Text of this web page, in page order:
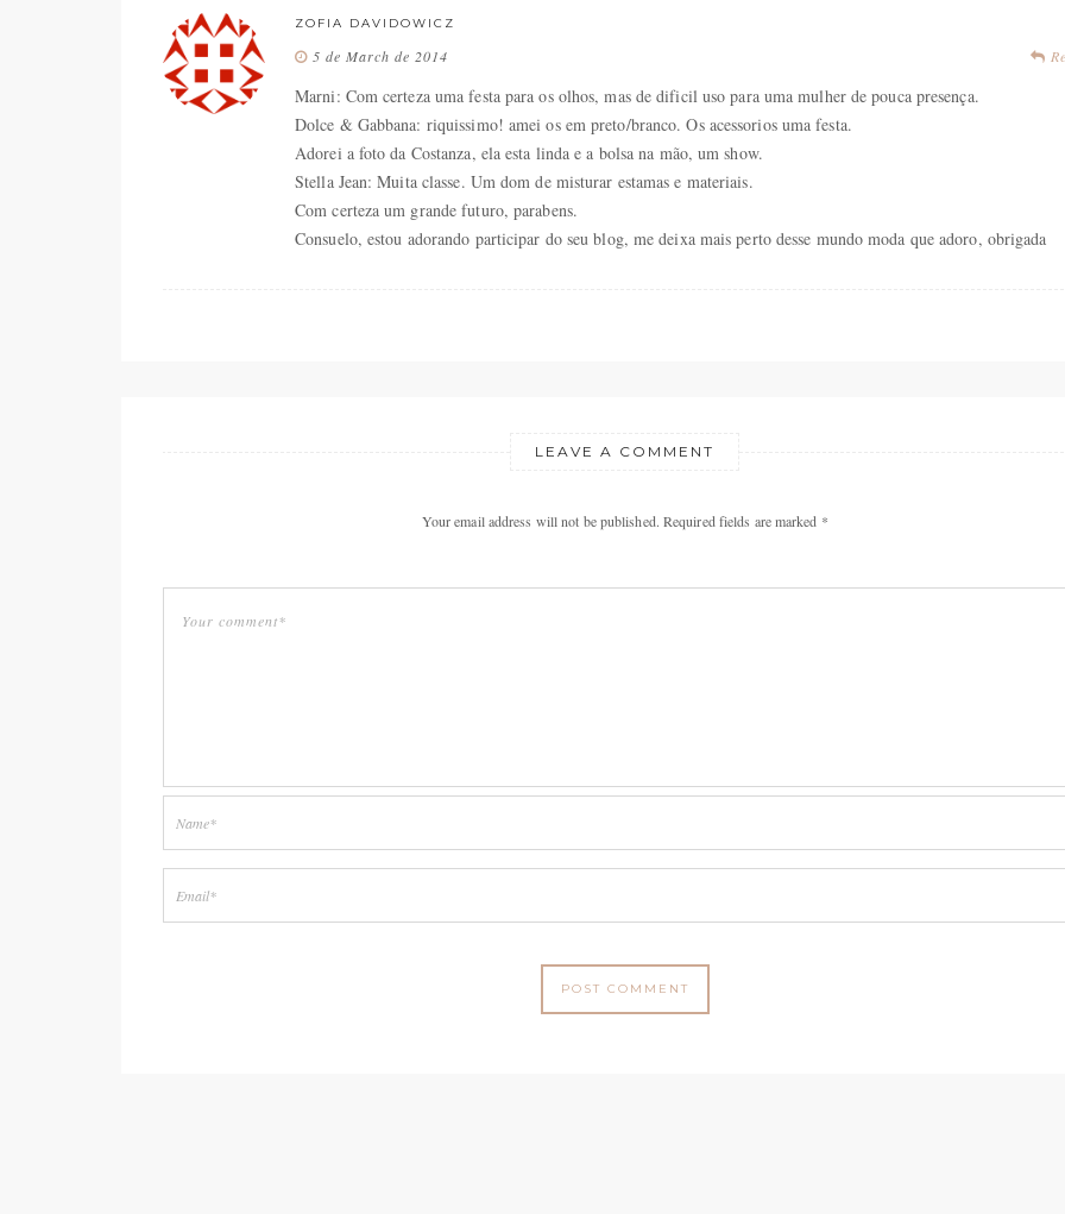
ZOFIA DAVIDOWICZ
5 de March de 2014
Marni: Com certeza uma festa para os olhos, mas de dificil uso para uma mulher de pouca presença.
Dolce & Gabbana: riquissimo! amei os em preto/branco. Os acessorios uma festa.
Adorei a foto da Costanza, ela esta linda e a bolsa na mão, um show.
Stella Jean: Muita classe. Um dom de misturar estamas e materiais.
Com certeza um grande futuro, parabens.
Consuelo, estou adorando participar do seu blog, me deixa mais perto desse mundo moda que adoro, obrigada
LEAVE A COMMENT
Your email address will not be published. Required fields are marked *